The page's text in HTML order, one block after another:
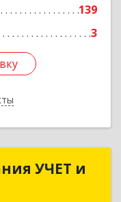
139
3
УЧЕТ и
УЧЕТ и